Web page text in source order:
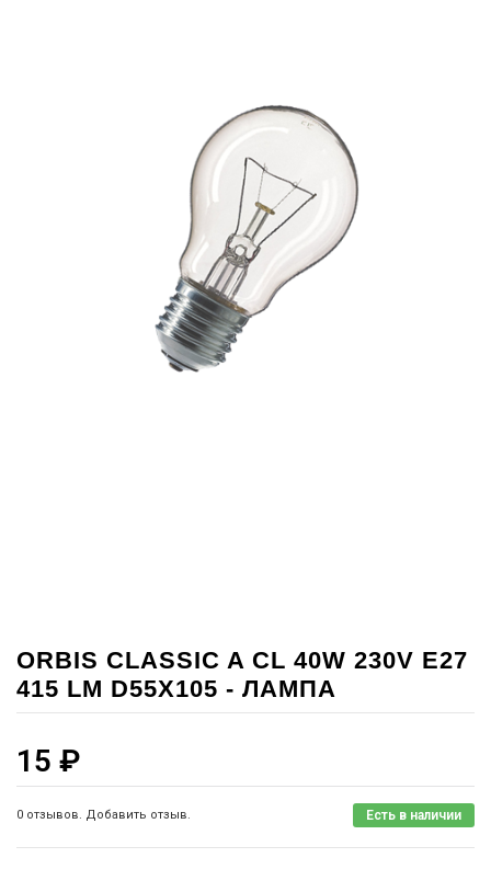
ORBIS CLASSIC A CL 40W 230V E27
415 LM D55X105 - ЛАМПА
15 ₽
0 отзывов. Добавить отзыв. Есть в наличии